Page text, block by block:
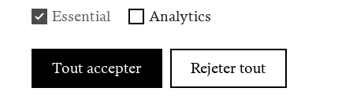
globale Intellektuelle, deren gesammelte
Tourismus verstanden werden will, sondern auch
als Herausforderung des hiesigen Kulturbetriebs.»
Patrick Bahners,Frankfurter Allgemeine
Essential Analytics
Tout accepter Rejeter tout